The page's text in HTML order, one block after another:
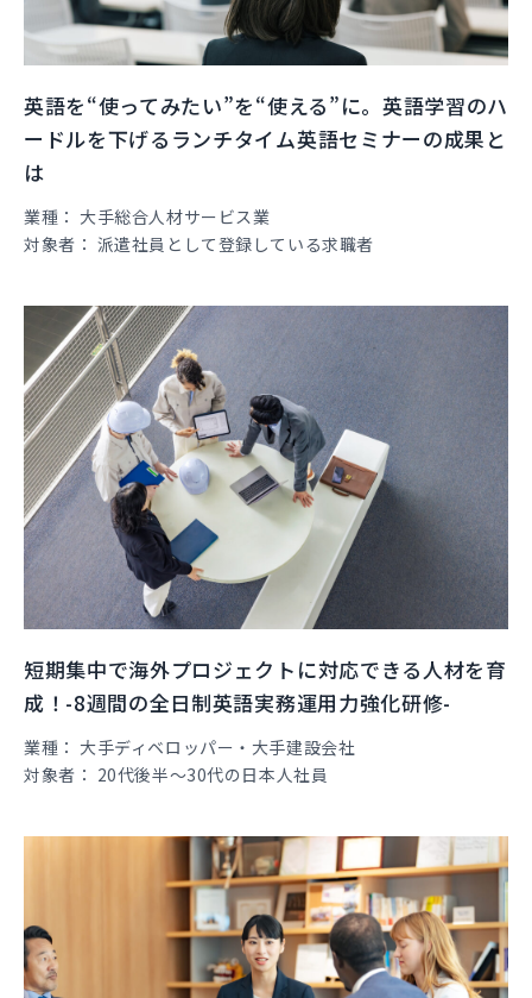
英語を“使ってみたい”を“使える”に。英語学習のハ
ードルを下げるランチタイム英語セミナーの成果と
は
業種
大手総合人材サービス業
対象者
派遣社員として登録している求職者
短期集中で海外プロジェクトに対応できる人材を育
成！-8週間の全日制英語実務運用力強化研修-
業種
大手ディベロッパー・大手建設会社
対象者
20代後半～30代の日本人社員